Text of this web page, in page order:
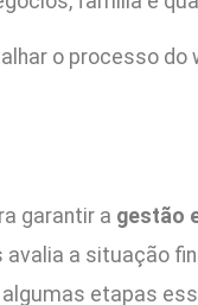
o processo
garantir a gestão
a situação
etapas